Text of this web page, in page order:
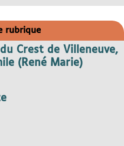
rubrique
Crest de Villeneuve,
(René Marie)